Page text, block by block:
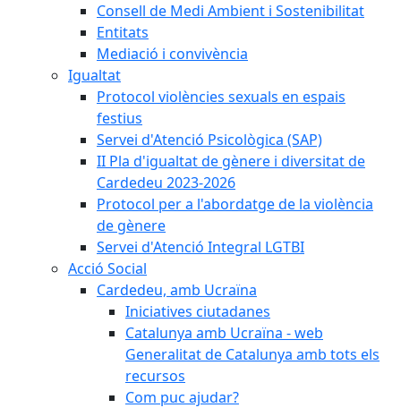
Consell de Medi Ambient i Sostenibilitat
Entitats
Mediació i convivència
Igualtat
Protocol violències sexuals en espais
festius
Servei d'Atenció Psicològica (SAP)
II Pla d'igualtat de gènere i diversitat de
Cardedeu 2023-2026
Protocol per a l'abordatge de la violència
de gènere
Servei d'Atenció Integral LGTBI
Acció Social
Cardedeu, amb Ucraïna
Iniciatives ciutadanes
Catalunya amb Ucraïna - web
Generalitat de Catalunya amb tots els
recursos
Com puc ajudar?